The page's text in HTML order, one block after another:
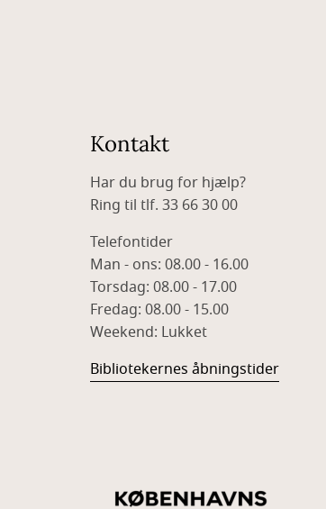
Kontakt
Har du brug for hjælp?
Ring til tlf. 33 66 30 00
Telefontider
Man - ons: 08.00 - 16.00
Torsdag: 08.00 - 17.00
Fredag: 08.00 - 15.00
Weekend: Lukket
Bibliotekernes åbningstider